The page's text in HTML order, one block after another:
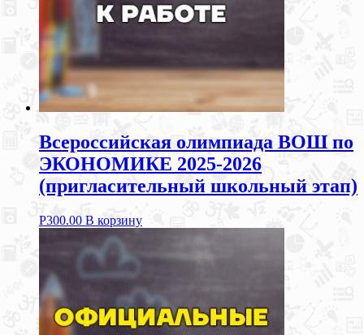
Всероссийская олимпиада ВОШ по
ЭКОНОМИКЕ 2025-2026
(пригласительный школьный этап)
Р300.00 В корзину